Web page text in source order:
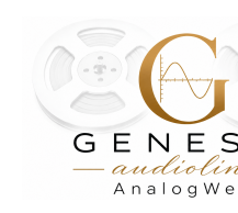
springen